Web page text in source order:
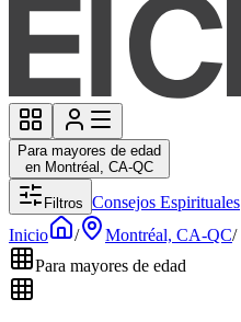
Para mayores de edad
en Montréal, CA-QC
Filtros Consejos Espirituales
Inicio
/ Montréal, CA-QC/
Para mayores de edad